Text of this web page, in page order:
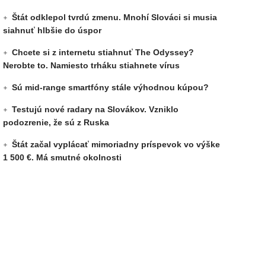
Štát odklepol tvrdú zmenu. Mnohí Slováci si musia
siahnuť hlbšie do úspor
Chcete si z internetu stiahnuť The Odyssey?
Nerobte to. Namiesto trháku stiahnete vírus
Sú mid-range smartfóny stále výhodnou kúpou?
Testujú nové radary na Slovákov. Vzniklo
podozrenie, že sú z Ruska
Štát začal vyplácať mimoriadny príspevok vo výške
1 500 €. Má smutné okolnosti